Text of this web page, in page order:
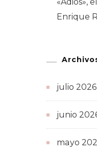
Enrique
julio 2026
junio
mayo